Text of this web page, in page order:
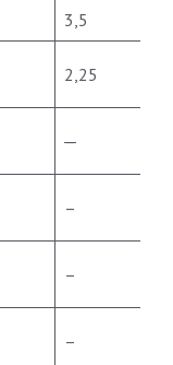
3,5
2,25
–
–
–
–